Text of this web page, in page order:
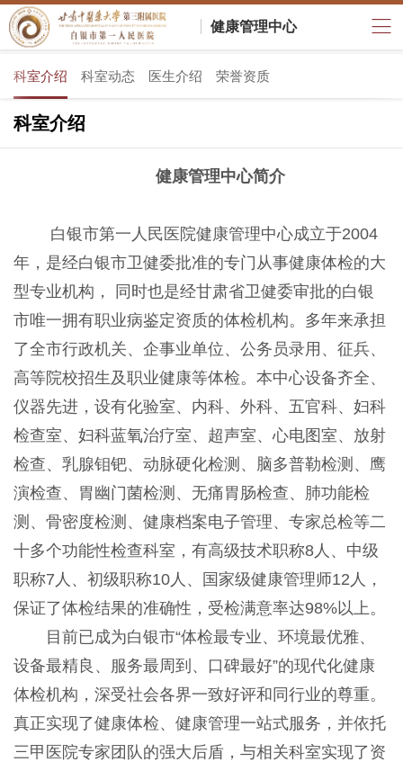
健康管理中心
科室介绍 科室动态 医生介绍 荣誉资质
科室介绍
健康管理中心简介
白银市第一人民医院健康管理中心成立于2004
年，是经白银市卫健委批准的专门从事健康体检的大
型专业机构， 同时也是经甘肃省卫健委审批的白银
市唯一拥有职业病鉴定资质的体检机构。多年来承担
了全市行政机关、企事业单位、公务员录用、征兵、
高等院校招生及职业健康等体检。本中心设备齐全、
仪器先进，设有化验室、内科、外科、五官科、妇科
检查室、妇科蓝氧治疗室、超声室、心电图室、放射
检查、乳腺钼钯、动脉硬化检测、脑多普勒检测、鹰
演检查、胃幽门菌检测、无痛胃肠检查、肺功能检
测、骨密度检测、健康档案电子管理、专家总检等二
十多个功能性检查科室，有高级技术职称8人、中级
职称7人、初级职称10人、国家级健康管理师12人，
保证了体检结果的准确性，受检满意率达98%以上。
目前已成为白银市“体检最专业、环境最优雅、
设备最精良、服务最周到、口碑最好”的现代化健康
体检机构，深受社会各界一致好评和同行业的尊重。
真正实现了健康体检、健康管理一站式服务，并依托
三甲医院专家团队的强大后盾，与相关科室实现了资